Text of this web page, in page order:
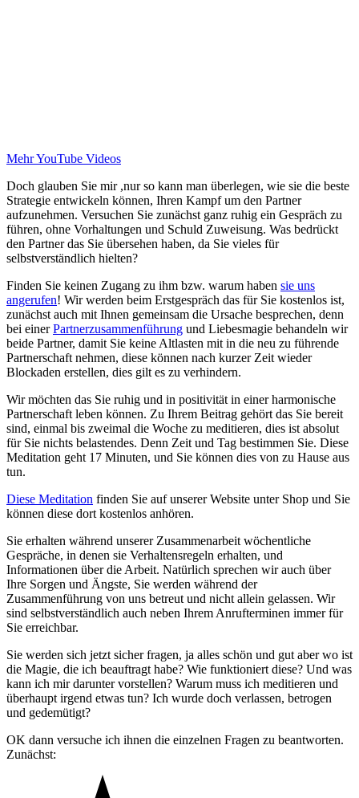
Mehr YouTube Videos
Doch glauben Sie mir ,nur so kann man überlegen, wie sie die beste
Strategie entwickeln können, Ihren Kampf um den Partner
aufzunehmen. Versuchen Sie zunächst ganz ruhig ein Gespräch zu
führen, ohne Vorhaltungen und Schuld Zuweisung. Was bedrückt
den Partner das Sie übersehen haben, da Sie vieles für
selbstverständlich hielten?
Finden Sie keinen Zugang zu ihm bzw. warum haben sie uns
angerufen! Wir werden beim Erstgespräch das für Sie kostenlos ist,
zunächst auch mit Ihnen gemeinsam die Ursache besprechen, denn
bei einerPartnerzusammenführung und Liebesmagie behandeln wir
beide Partner, damit Sie keine Altlasten mit in die neu zu führende
Partnerschaft nehmen, diese können nach kurzer Zeit wieder
Blockaden erstellen, dies gilt es zu verhindern.
Wir möchten das Sie ruhig und in positivität in einer harmonische
Partnerschaft leben können. Zu Ihrem Beitrag gehört das Sie bereit
sind, einmal bis zweimal die Woche zu meditieren, dies ist absolut
für Sie nichts belastendes. Denn Zeit und Tag bestimmen Sie. Diese
Meditation geht 17 Minuten, und Sie können dies von zu Hause aus
tun.
Diese Meditation finden Sie auf unserer Website unter Shop und Sie
können diese dort kostenlos anhören.
Sie erhalten während unserer Zusammenarbeit wöchentliche
Gespräche, in denen sie Verhaltensregeln erhalten, und
Informationen über die Arbeit. Natürlich sprechen wir auch über
Ihre Sorgen und Ängste, Sie werden während der
Zusammenführung von uns betreut und nicht allein gelassen. Wir
sind selbstverständlich auch neben Ihrem Anrufterminen immer für
Sie erreichbar.
Sie werden sich jetzt sicher fragen, ja alles schön und gut aber wo ist
die Magie, die ich beauftragt habe? Wie funktioniert diese? Und was
kann ich mir darunter vorstellen? Warum muss ich meditieren und
überhaupt irgend etwas tun? Ich wurde doch verlassen, betrogen
und gedemütigt?
OK dann versuche ich ihnen die einzelnen Fragen zu beantworten.
Zunächst: